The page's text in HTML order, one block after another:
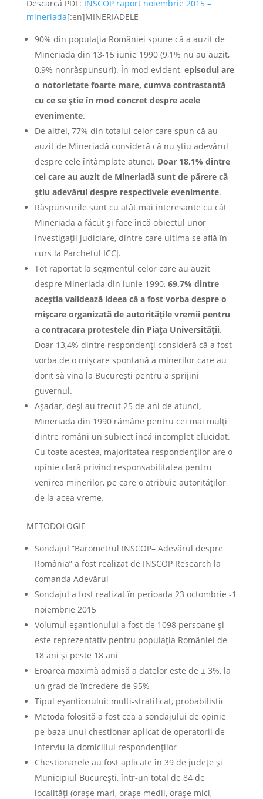
Descarcă PDF: INSCOP raport noiembrie 2015 –
mineriada[:en]MINERIADELE
90% din populaţia României spune că a auzit de
Mineriada din 13-15 iunie 1990 (9,1% nu au auzit,
0,9% nonrăspunsuri). În mod evident, episodul are
o notorietate foarte mare, cumva contrastantă
cu ce se știe în mod concret despre acele
evenimente.
De altfel, 77% din totalul celor care spun că au
auzit de Mineriadă consideră că nu știu adevărul
despre cele întâmplate atunci. Doar 18,1% dintre
cei care au auzit de Mineriadă sunt de părere că
știu adevărul despre respectivele evenimente.
Răspunsurile sunt cu atât mai interesante cu cât
Mineriada a făcut și face încă obiectul unor
investigații judiciare, dintre care ultima se află în
curs la Parchetul ICCJ.
Tot raportat la segmentul celor care au auzit
despre Mineriada din iunie 1990, 69,7% dintre
aceștia validează ideea că a fost vorba despre o
mișcare organizată de autoritățile vremii pentru
a contracara protestele din Piața Universității.
Doar 13,4% dintre respondenți consideră că a fost
vorba de o mișcare spontană a minerilor care au
dorit să vină la București pentru a sprijini
guvernul.
Așadar, deși au trecut 25 de ani de atunci,
Mineriada din 1990 rămâne pentru cei mai mulți
dintre români un subiect încă incomplet elucidat.
Cu toate acestea, majoritatea respondenților are o
opinie clară privind responsabilitatea pentru
venirea minerilor, pe care o atribuie autorităților
de la acea vreme.
METODOLOGIE
Sondajul ”Barometrul INSCOP– Adevărul despre
România” a fost realizat de INSCOP Research la
comanda Adevărul
Sondajul a fost realizat în perioada 23 octombrie -1
noiembrie 2015
Volumul eșantionului a fost de 1098 persoane și
este reprezentativ pentru populația României de
18 ani și peste 18 ani
Eroarea maximă admisă a datelor este de ± 3%, la
un grad de încredere de 95%
Tipul eșantionului: multi-stratificat, probabilistic
Metoda folosită a fost cea a sondajului de opinie
pe baza unui chestionar aplicat de operatorii de
interviu la domiciliul respondenţilor
Chestionarele au fost aplicate în 39 de județe și
Municipiul București, într-un total de 84 de
localități (orașe mari, orașe medii, orașe mici,